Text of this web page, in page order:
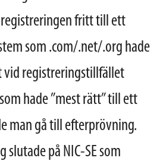
registreringen fritt till ett
som .com/.net/.org hade
vid registreringstillfället
hade ”mest rätt” till ett
man gå till efterprövning.
slutade på NIC-SE som